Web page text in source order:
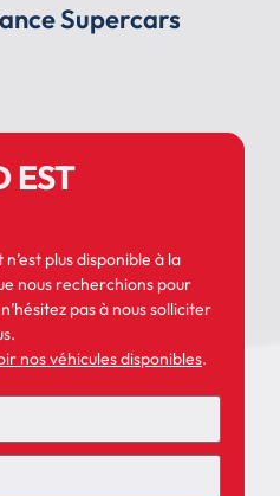
Supercars
EST
plus disponible à la
nous recherchions pour
pas à nous solliciter
nos véhicules disponibles.